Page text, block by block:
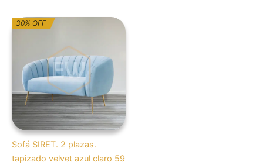
30% OFF
Sofá SIRET. 2 plazas.
tapizado velvet azul claro 59
O
preço
era:
773,67€.
O
preço
541,57€.